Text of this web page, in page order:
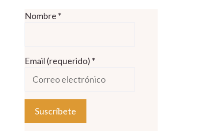
Nombre *
Email (requerido) *